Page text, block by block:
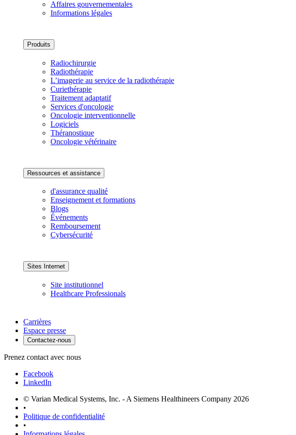
Affaires gouvernementales
Informations légales
Produits
Radiochirurgie
Radiothérapie
L’imagerie au service de la radiothérapie
Curiethérapie
Traitement adaptatif
Services d'oncologie
Oncologie interventionnelle
Logiciels
Théranostique
Oncologie vétérinaire
Ressources et assistance
d'assurance qualité
Enseignement et formations
Blogs
Événements
Remboursement
Cybersécurité
Sites Internet
Site institutionnel
Healthcare Professionals
Carrières
Espace presse
Contactez-nous
Prenez contact avec nous
Facebook
LinkedIn
© Varian Medical Systems, Inc. - A Siemens Healthineers Company 2026
•
Politique de confidentialité
•